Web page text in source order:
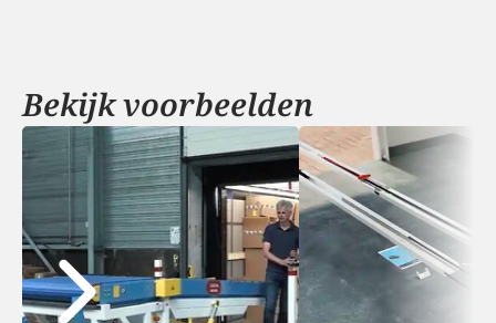
Bekijk voorbeelden